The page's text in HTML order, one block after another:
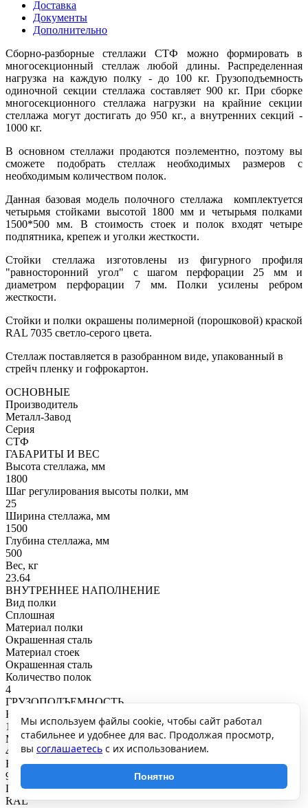
Доставка
Документы
Дополнительно
Сборно-разборные стеллажи СТФ можно формировать в
многосекционный стеллаж любой длины. Распределенная
нагрузка на каждую полку - до 100 кг. Грузоподъемность
одиночной секции стеллажа составляет 900 кг. При сборке
многосекционного стеллажа нагрузки на крайние секции
стеллажа могут достигать до 950 кг., а внутренних секций -
1000 кг.
В основном стеллажи продаются поэлементно, поэтому вы
сможете подобрать стеллаж необходимых размеров с
необходимым количеством полок.
Данная базовая модель полочного стеллажа комплектуется
четырьмя стойками высотой 1800 мм и четырьмя полками
1500*500 мм. В стоимость стоек и полок входят четыре
подпятника, крепеж и уголки жесткости.
Стойки стеллажа изготовлены из фигурного профиля
"равносторонний угол" с шагом перфорации 25 мм и
диаметром перфорации 7 мм. Полки усилены ребром
жесткости.
Стойки и полки окрашены полимерной (порошковой) краской
RAL 7035 светло-серого цвета.
Стеллаж поставляется в разобранном виде, упакованный в
стрейч пленку и гофрокартон.
ОСНОВНЫЕ
Производитель
Металл-Завод
Серия
СТФ
ГАБАРИТЫ И ВЕС
Высота стеллажа, мм
1800
Шаг регулирования высоты полки, мм
25
Ширина стеллажа, мм
1500
Глубина стеллажа, мм
500
Вес, кг
23.64
ВНУТРЕННЕЕ НАПОЛНЕНИЕ
Вид полки
Сплошная
Материал полки
Окрашенная сталь
Материал стоек
Окрашенная сталь
Количество полок
4
ГРУЗОПОДЪЕМНОСТЬ
Нагрузка на полку, кг
100
Максимальная общая нагрузка, кг
400
Нагрузка на секцию, кг
900
ПОКРЫТИЕ И ЦВЕТ
RAL
Мы используем файлы cookie, чтобы сайт работал
стабильнее и удобнее для вас. Продолжая просмотр,
вы соглашаетесь с их использованием.
Понятно